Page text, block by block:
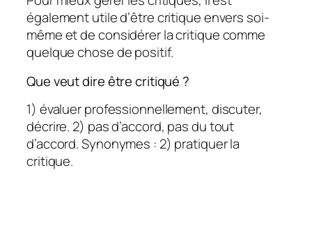
également utile d’être critique envers soi-
même et de considérer la critique comme
quelque chose de positif.
Que veut dire être critiqué ?
1) évaluer professionnellement, discuter,
décrire. 2) pas d’accord, pas du tout
d’accord. Synonymes : 2) pratiquer la
critique.